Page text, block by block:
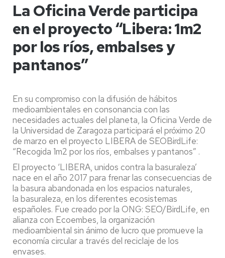
La Oficina Verde participa
en el proyecto “Libera: 1m2
por los ríos, embalses y
pantanos”
En su compromiso con la difusión de hábitos
medioambientales en consonancia con las
necesidades actuales del planeta, la Oficina Verde de
la Universidad de Zaragoza participará el próximo 20
de marzo en el proyecto LIBERA de SEOBirdLife:
“Recogida 1m2 por los ríos, embalses y pantanos” .
El proyecto ‘LIBERA, unidos contra la basuraleza’
nace en el año 2017 para frenar las consecuencias de
la basura abandonada en los espacios naturales,
la basuraleza, en los diferentes ecosistemas
españoles. Fue creado por la ONG: SEO/BirdLife, en
alianza con Ecoembes, la organización
medioambiental sin ánimo de lucro que promueve la
economía circular a través del reciclaje de los
envases.